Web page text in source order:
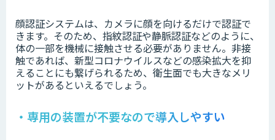
顔認証システムは、カメラに顔を向けるだけで認証で
きます。そのため、指紋認証や静脈認証などのように、
体の一部を機械に接触させる必要がありません。非接
触であれば、新型コロナウイルスなどの感染拡大を抑
えることにも繋げられるため、衛生面でも大きなメリ
ットがあるといえるでしょう。
・専用の装置が不要なので導入しやすい